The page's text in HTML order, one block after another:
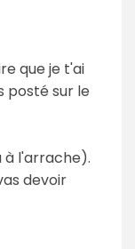
que je t'ai
posté sur le
à l'arrache).
devoir